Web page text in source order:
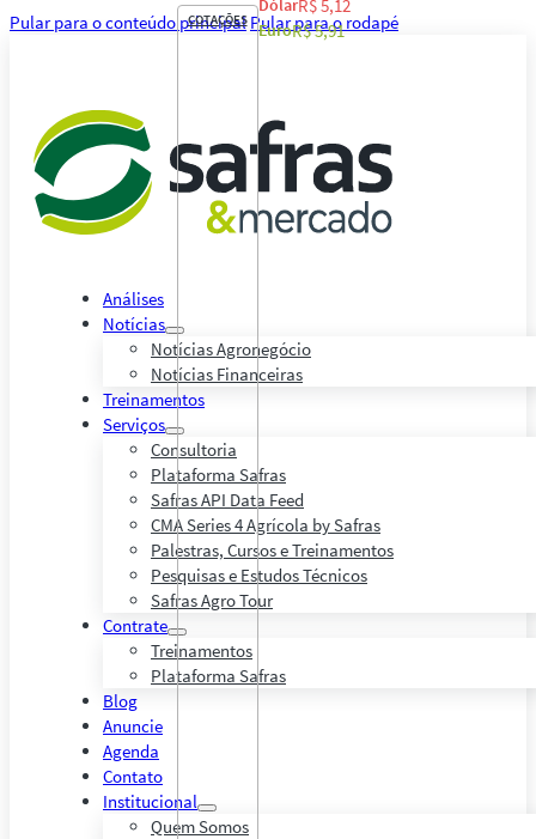
Pular para o conteúdo principal Pular para o rodapé
Análises
Notícias
Notícias Agronegócio
Notícias Financeiras
Treinamentos
Serviços
Consultoria
Plataforma Safras
Safras API Data Feed
CMA Series 4 Agrícola by Safras
Palestras, Cursos e Treinamentos
Pesquisas e Estudos Técnicos
Safras Agro Tour
Contrate
Treinamentos
Plataforma Safras
Blog
Anuncie
Agenda
Contato
Institucional
Quem Somos
COTAÇÕES
DólarR$ 5,12
EuroR$ 5,91